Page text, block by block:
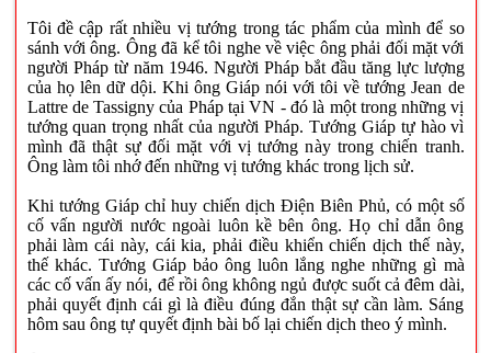
Tôi đề cập rất nhiều vị tướng trong tác phẩm của mình để so
sánh với ông. Ông đã kể tôi nghe về việc ông phải đối mặt với
người Pháp từ năm 1946. Người Pháp bắt đầu tăng lực lượng
của họ lên dữ dội. Khi ông Giáp nói với tôi về tướng Jean de
Lattre de Tassigny của Pháp tại VN - đó là một trong những vị
tướng quan trọng nhất của người Pháp. Tướng Giáp tự hào vì
mình đã thật sự đối mặt với vị tướng này trong chiến tranh.
Ông làm tôi nhớ đến những vị tướng khác trong lịch sử.
Khi tướng Giáp chỉ huy chiến dịch Điện Biên Phủ, có một số
cố vấn người nước ngoài luôn kề bên ông. Họ chỉ dẫn ông
phải làm cái này, cái kia, phải điều khiển chiến dịch thế này,
thế khác. Tướng Giáp bảo ông luôn lắng nghe những gì mà
các cố vấn ấy nói, để rồi ông không ngủ được suốt cả đêm dài,
phải quyết định cái gì là điều đúng đắn thật sự cần làm. Sáng
hôm sau ông tự quyết định bài bố lại chiến dịch theo ý mình.